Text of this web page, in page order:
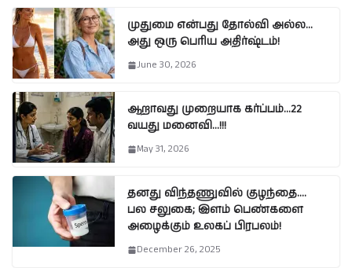
முதுமை என்பது தோல்வி அல்ல…
அது ஒரு பெரிய அதிர்ஷ்டம்!
June 30, 2026
ஆறாவது முறையாக கர்ப்பம்…22
வயது மனைவி…!!!
May 31, 2026
தனது விந்தணுவில் குழந்தை….
பல சலுகை; இளம் பெண்களை
அழைக்கும் உலகப் பிரபலம்!
December 26, 2025